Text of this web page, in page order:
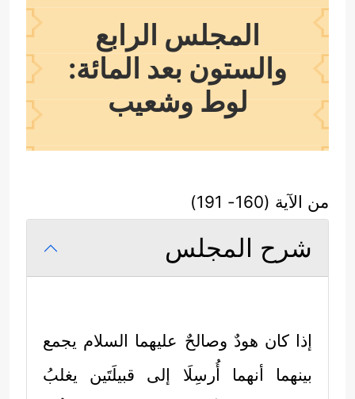
المجلس الرابع
والستون بعد المائة:
لوط وشعيب
من الآية (160- 191)
شرح المجلس
إذا كان هودٌ وصالحٌ عليهما السلام يجمع
بينهما أنهما أُرسِلَا إلى قبيلَتَين يغلبُ